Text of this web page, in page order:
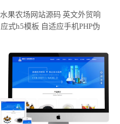
水果农场网站源码 英文外贸响
应式h5模板 自适应手机PHP伪